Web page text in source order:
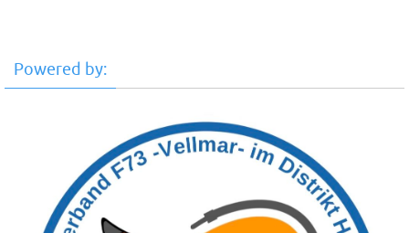
Powered by: